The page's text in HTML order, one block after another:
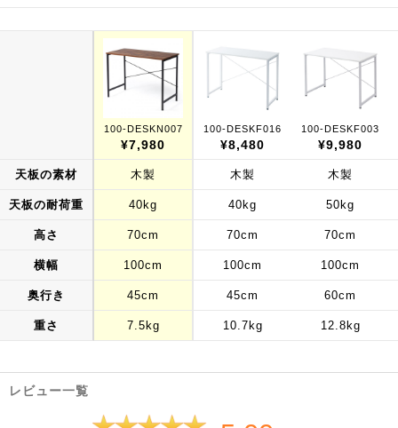
天板の素材
天板の耐荷重
高さ
横幅
奥行き
重さ
100-DESKN007
¥7,980
木製
40kg
70cm
100cm
45cm
7.5kg
100-DESKF016
¥8,480
木製
40kg
70cm
100cm
45cm
10.7kg
100-DESKF003
¥9,980
木製
50kg
70cm
100cm
60cm
12.8kg
レビュー一覧